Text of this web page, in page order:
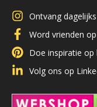
Ontvang
Word vrienden
Doe inspiratie
Volg ons op